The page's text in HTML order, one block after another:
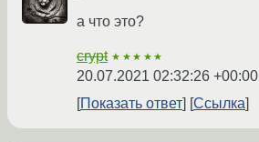
а что это?
crypt ★★★★★
20.07.2021 02:32:26 +00:00
Показать ответ
Ссылка